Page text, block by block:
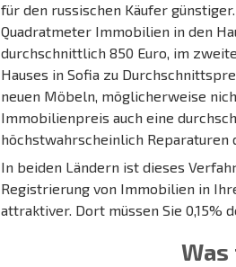
für den russischen Käufer
Quadratmeter Immobilien in den
durchschnittlich 850 Euro, im
Hauses in Sofia zu
neuen Möbeln, möglicherweise
Immobilienpreis auch eine
höchstwahrscheinlich Reparaturen
In beiden Ländern ist dieses
Registrierung von Immobilien in
attraktiver. Dort müssen Sie 0,15%